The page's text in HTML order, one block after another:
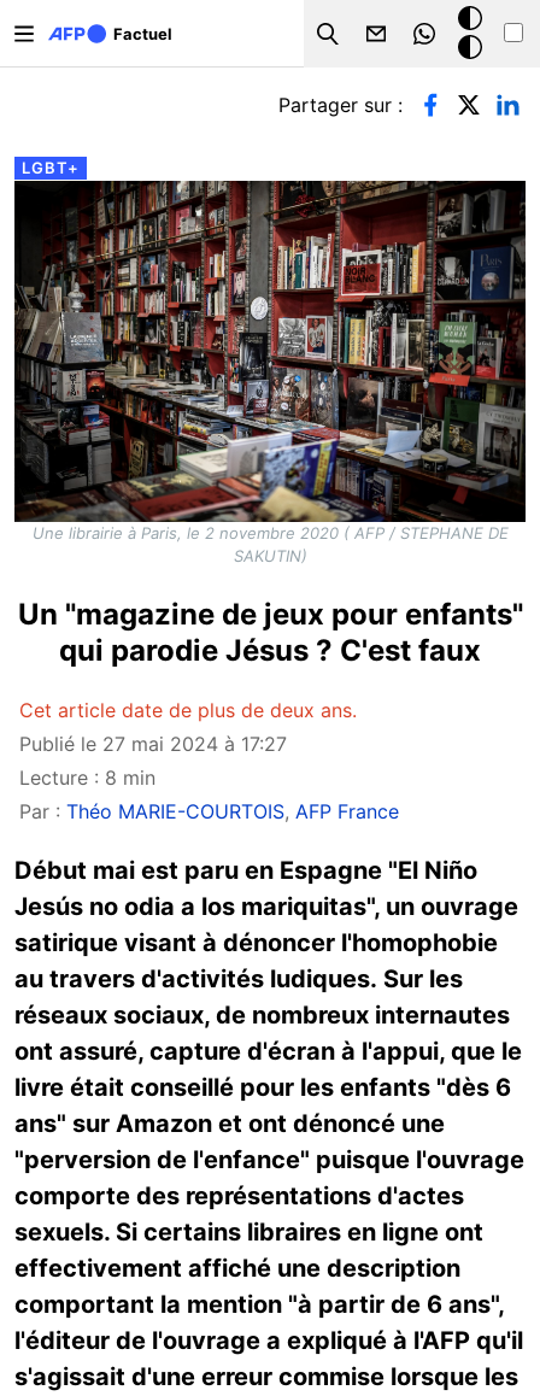
Factuel
Search
Mode
sombre
Onglets principaux
LGBT+
Partager sur :
Une librairie à Paris, le 2 novembre 2020 ( AFP / STEPHANE DE
SAKUTIN)
Un "magazine de jeux pour enfants"
qui parodie Jésus ? C'est faux
Cet article date de plus de deux ans.
Publié le 27 mai 2024 à 17:27
Lecture : 8 min
Par : Théo MARIE-COURTOIS, AFP France
Début mai est paru en Espagne "El Niño
Jesús no odia a los mariquitas", un ouvrage
satirique visant à dénoncer l'homophobie
au travers d'activités ludiques. Sur les
réseaux sociaux, de nombreux internautes
ont assuré, capture d'écran à l'appui, que le
livre était conseillé pour les enfants "dès 6
ans" sur Amazon et ont dénoncé une
"perversion de l'enfance" puisque l'ouvrage
comporte des représentations d'actes
sexuels. Si certains libraires en ligne ont
effectivement affiché une description
comportant la mention "à partir de 6 ans",
l'éditeur de l'ouvrage a expliqué à l'AFP qu'il
s'agissait d'une erreur commise lorsque les